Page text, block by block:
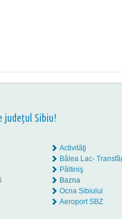
județul Sibiu!
Activităţi
Bâlea Lac-
Păltiniş
Bazna
Ocna Sibiului
Aeroport SBZ